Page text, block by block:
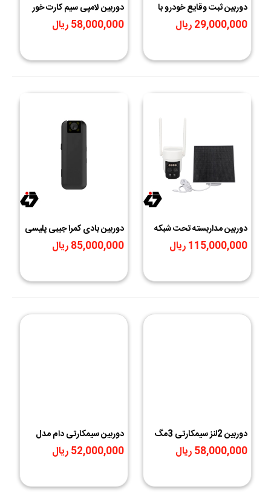
دوربین ثبت وقایع خودرو با
نمایشگر مدل TCC-694
29,000,000 ریال
دوربین لامپی سیم کارت خور
چرخشی V380
58,000,000 ریال
دوربین مداربسته تحت شبکه
مدل سیم کارتی پنل خورشیدی
115,000,000 ریال
دوربین بادی کمرا جیبی پلیسی
مدل 4G سیم کارت خور
85,000,000 ریال
دوربین 2لنز سیمکارتی 3مگ
OCAMPRO
58,000,000 ریال
دوربین سیمکارتی دام مدل
V380 Pro
52,000,000 ریال